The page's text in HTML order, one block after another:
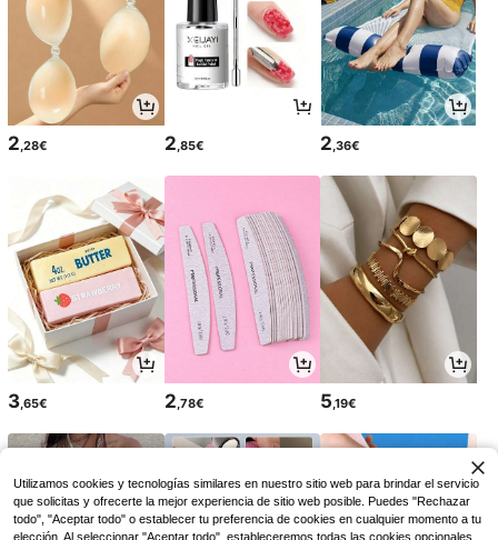
2,28€ 2,85€ 2,36€
3,65€ 2,78€ 5,19€
Utilizamos cookies y tecnologías similares en nuestro sitio web para brindar el servicio
que solicitas y ofrecerte la mejor experiencia de sitio web posible. Puedes "Rechazar
todo", "Aceptar todo" o establecer tu preferencia de cookies en cualquier momento a tu
elección. Al seleccionar "Aceptar todo", estableceremos todas las cookies opcionales,